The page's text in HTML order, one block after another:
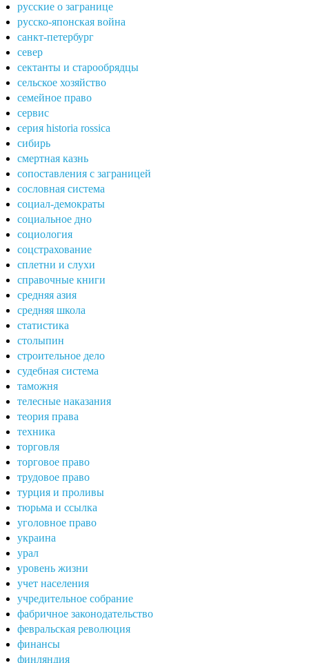
русские о загранице
русско-японская война
санкт-петербург
север
сектанты и старообрядцы
сельское хозяйство
семейное право
сервис
серия historia rossica
сибирь
смертная казнь
сопоставления с заграницей
сословная система
социал-демократы
социальное дно
социология
соцстрахование
сплетни и слухи
справочные книги
средняя азия
средняя школа
статистика
столыпин
строительное дело
судебная система
таможня
телесные наказания
теория права
техника
торговля
торговое право
трудовое право
турция и проливы
тюрьма и ссылка
уголовное право
украина
урал
уровень жизни
учет населения
учредительное собрание
фабричное законодательство
февральская революция
финансы
финляндия